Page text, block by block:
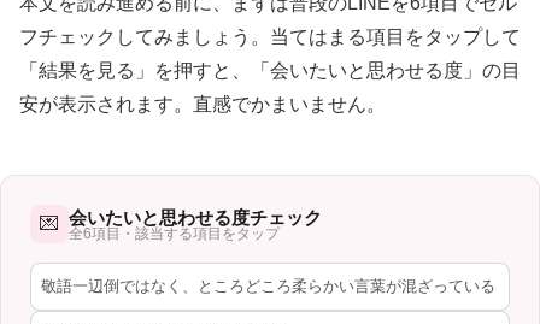
フチェックしてみましょう。当てはまる項目をタップして
「結果を見る」を押すと、「会いたいと思わせる度」の目
安が表示されます。直感でかまいません。
💌 会いたいと思わせる度チェック
全6項目・該当する項目をタップ
敬語一辺倒ではなく、ところどころ柔らかい言葉が混ざっている